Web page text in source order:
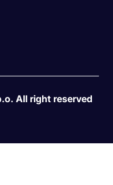
All right reserved